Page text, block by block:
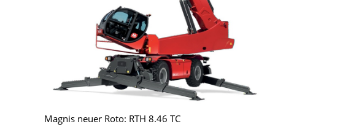
Magnis neuer Roto: RTH 8.46 TC